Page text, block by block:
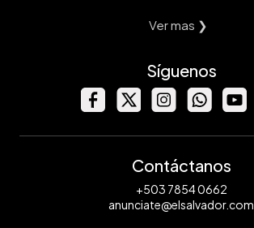
Ver mas ❯
Síguenos
Contáctanos
+503 7854 0662
anunciate@elsalvador.com